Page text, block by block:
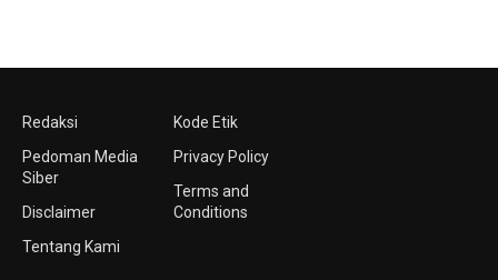
Redaksi
Pedoman Media
Siber
Disclaimer
Tentang Kami
Kode Etik
Privacy Policy
Terms and
Conditions